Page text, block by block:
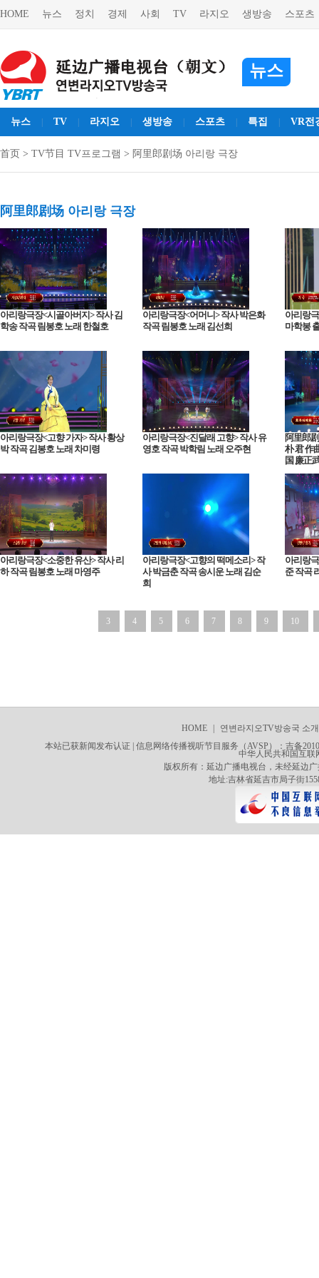
HOME 뉴스 정치 경제 사회 TV 라지오 생방송 스포츠
뉴스
뉴스 TV 라지오 생방송 스포츠 특집 VR전
首页 > TV节目 TV프로그램 > 阿里郎剧场 아리랑 극장
阿里郎剧场 아리랑 극장
아리랑극장<시골아버지> 작사 김
학송 작곡 림봉호 노래 한철호
아리랑극장<어머니> 작사 박은화
작곡 림봉호 노래 김선희
아리랑
마학봉
아리랑극장<고향 가자> 작사 황상
박 작곡 김봉호 노래 차미령
아리랑극장<진달래 고향> 작사 유
영호 작곡 박학림 노래 오주현
阿里郎
朴 君 作
国 廉正
아리랑극장<소중한 유산> 작사 리
하 작곡 림봉호 노래 마영주
아리랑극장<고향의 떡메소리> 작
사 박금춘 작곡 송시운 노래 김순
희
아리랑
준 작곡
3 4 5 6 7 8 9 10
HOME
연변라지오TV방송국 소개
사이트맵
本站已获新闻发布认证 | 信息网络传播视听节目服务（AVSP）：吉备
中华人民共和国互联
版权所有：延边广播电视台，未经延边
地址:吉林省延吉市局子街